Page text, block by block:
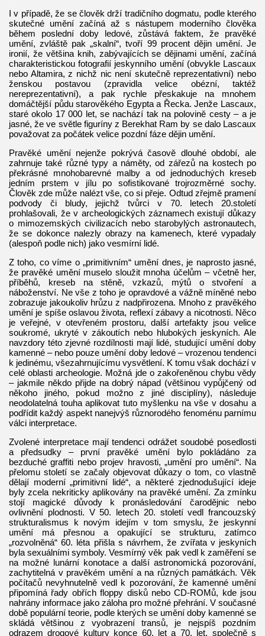
I v případě, že se člověk drží tradičního dogmatu, podle kterého
skutečné umění začíná až s nástupem moderního člověka
během poslední doby ledové, zůstává faktem, že pravěké
umění, zvláště pak „skalní“, tvoří 99 procent dějin umění. Je
ironií, že většina knih, zabývajících se dějinami umění, začíná
charakteristickou fotografií jeskynního umění (obvykle Lascaux
nebo Altamira, z nichž nic není skutečně reprezentativní) nebo
ženskou postavou (zpravidla velice obézní, taktéž
nereprezentativní), a pak rychle přeskakuje na mnohem
domáčtější půdu starověkého Egypta a Řecka. Jenže Lascaux,
staré okolo 17 000 let, se nachází tak na polovině cesty – a je
jasné, že ve světle figuríny z Berekhat Ram by se dalo Lascaux
považovat za počátek velice pozdní fáze dějin umění.
Pravěké umění nejenže pokrývá časově dlouhé období, ale
zahrnuje také různé typy a náměty, od zářezů na kostech po
překrásné mnohobarevné malby a od jednoduchých kreseb
jedním prstem v jílu po sofistikované trojrozměrné sochy.
Člověk zde může nalézt vše, co si přeje. Odtud zřejmě pramení
podvody či bludy, jejichž tvůrci v 70. letech 20.století
prohlašovali, že v archeologických záznamech existují důkazy
o mimozemských civilizacích nebo starobylých astronautech,
že se dokonce nalezly obrazy na kamenech, které vypadaly
(alespoň podle nich) jako vesmírní lidé.
Z toho, co víme o „primitivním“ umění dnes, je naprosto jasné,
že pravěké umění muselo sloužit mnoha účelům – včetně her,
příběhů, kreseb na stěně, vzkazů, mýtů o stvoření a
náboženství. Ne vše z toho je opravdové a vážně míněné nebo
zobrazuje jakoukoliv hrůzu z nadpřirozena. Mnoho z pravěkého
umění je spíše oslavou života, reflexí zábavy a nicotnosti. Něco
je veřejné, v otevřeném prostoru, další artefakty jsou velice
soukromé, ukryté v zákoutích nebo hlubokých jeskyních. Ale
navzdory této zjevné rozdílnosti mají lidé, studující umění doby
kamenné – nebo pouze umění doby ledové – vrozenou tendenci
k jedinému, všezahrnujícímu vysvětlení. K tomu však dochází v
celé oblasti archeologie. Možná jde o zakořeněnou chybu vědy
– jakmile někdo přijde na dobrý nápad (většinou vypůjčený od
někoho jiného, pokud možno z jiné disciplíny), následuje
neodolatelná touha aplikovat tuto myšlenku na vše v dosahu a
podřídit každý aspekt nanejvýš různorodého fenoménu parnímu
válci interpretace.
Zvolené interpretace mají tendenci odrážet soudobé posedlosti
a předsudky – první pravěké umění bylo pokládáno za
bezduché graffiti nebo projev hravosti, „umění pro umění“. Na
přelomu století se začaly objevovat důkazy o tom, co vlastně
dělají moderní „primitivní lidé“, a některé zjednodušující ideje
byly zcela nekriticky aplikovány na pravěké umění. Za zmínku
stojí magické důvody k pronásledování čarodějnic nebo
ovlivnění plodnosti. V 50. letech 20. století vedl francouzský
strukturalismus k novým idejím v tom smyslu, že jeskynní
umění má přesnou a opakující se strukturu, zatímco
„rozvolněná“ 60. léta přišla s návrhem, že zvířata v jeskyních
byla sexuálními symboly. Vesmírný věk pak vedl k zaměření se
na možné lunární konotace a další astronomická pozorování,
zachytitelná v pravěkém umění a na různých památkách. Věk
počítačů nevyhnutelně vedl k pozorování, že kamenné umění
připomíná řady obřích floppy disků nebo CD-ROMů, kde jsou
nahrány informace jako záloha pro možné přehrání. V současné
době populární teorie, podle kterých se umění doby kamenné se
skládá většinou z vyobrazení transů, je nejspíš pozdním
odrazem drogové kultury konce 60. let a 70. let, společně s